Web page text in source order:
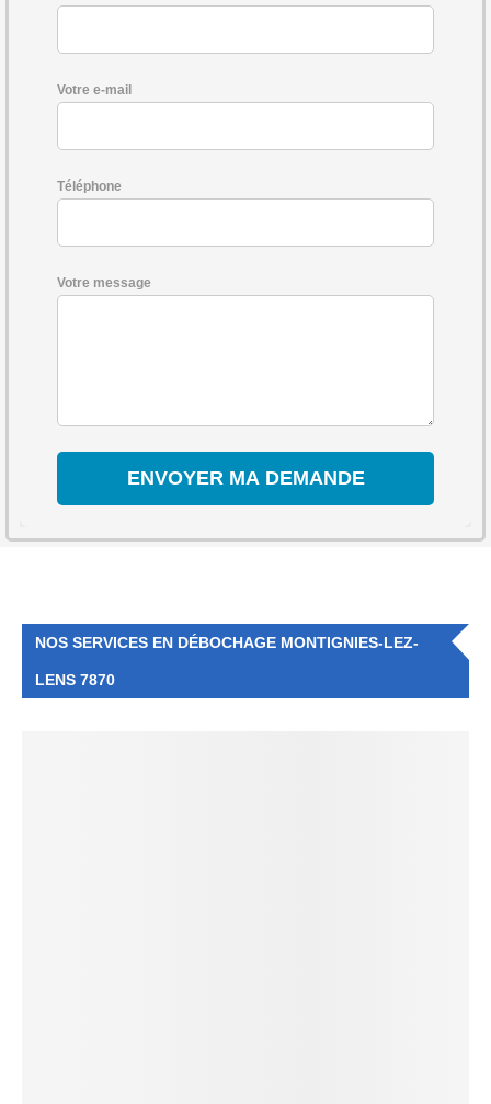
Votre e-mail
Téléphone
Votre message
NOS SERVICES EN DÉBOCHAGE MONTIGNIES-LEZ-
LENS 7870